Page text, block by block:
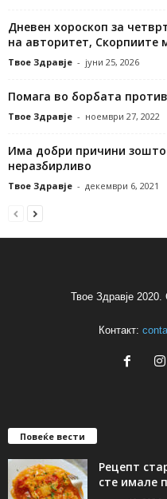
Дневен хороскоп за
на авторитет, Скорпиите
Твое Здравје - јуни 25, 2026
Помага во борбата
Твое Здравје - ноември 27, 2022
Има добри причини
неразбирливо
Твое Здравје - декември 6, 2021
Твое Здравје 2020.
Контакт:
Повеќе вести
Рецепт
сте имале